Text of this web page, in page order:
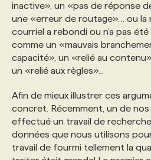
inactive», un «pas de réponse
une «erreur de routage»… ou la
courriel a rebondi ou n’a pas
comme un «mauvais
capacité», un «relié au
un «relié aux règles»...
Afin de mieux illustrer ces
concret. Récemment, un de
effectué un travail de
données que nous utilisons
travail de fourmi tellement la